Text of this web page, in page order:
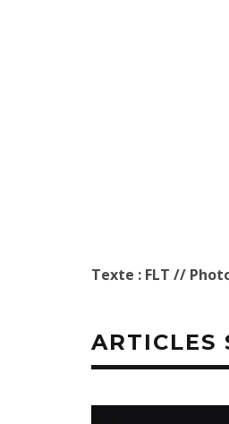
Texte : FLT //
ARTICLES